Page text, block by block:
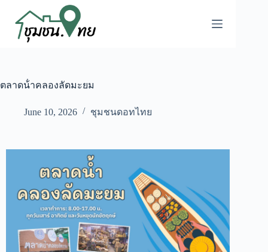
ตลาดน้ําคลองลัดมะยม
June 10, 2026 ชุมชนดอทไทย